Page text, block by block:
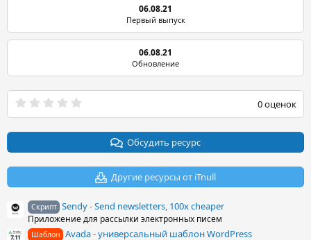
06.08.21
Первый выпуск
06.08.21
Обновление
0
0
в
з
0 оценок
Обсудить ресурс
Другие ресурсы от iTnull
Скрипт Sendy - Send newsletters, 100x cheaper
Приложение для рассылки электронных писем
Шаблон Avada - универсальный шаблон WordPress